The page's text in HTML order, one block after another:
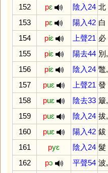
152
pɛ 陰入24 北
153
pɛ 陽入42 白
154
piɛ 上聲21 必
155
piɛ 陽去44 別 ,
156
piɛ 陰入24 鼈,
157
puɛ 上聲21 發
158
puɛ 陰去33 簸,
159
puɛ 陰入24 拔,
160
puɛ 陽入42 鈸
161
pyɛ 陰入24 髮
162
pɔ 平聲54 波,